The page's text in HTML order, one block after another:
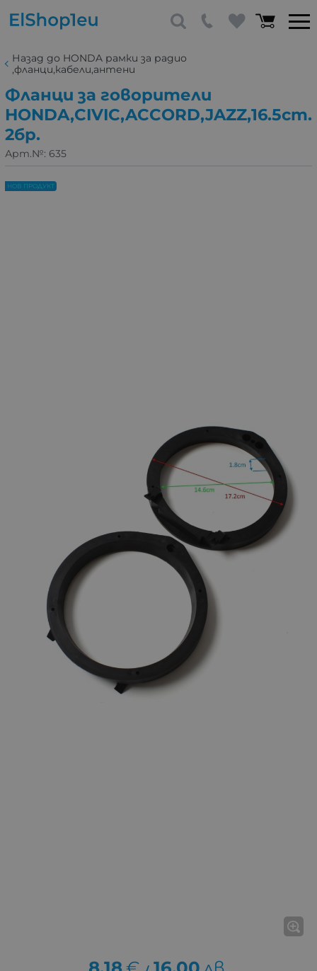
Назад до HONDA рамки за радио
,фланци,кабели,антени
Фланци за говорители
HONDA,CIVIC,ACCORD,JAZZ,16.5cm.
2бр.
Арт.№: 635
НОВ ПРОДУКТ